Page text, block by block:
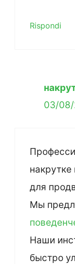
Rispondi
03/08/
для
Мы
Наши
быстро